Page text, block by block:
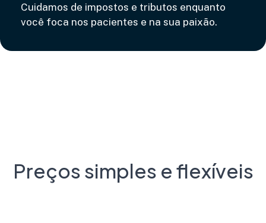
Cuidamos de impostos e tributos enquanto
você foca nos pacientes e na sua paixão.
Preços simples e flexíveis